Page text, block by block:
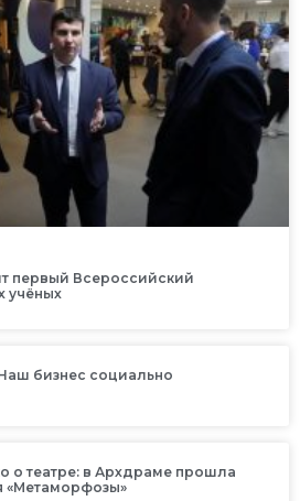
первый Всероссийский
учёных
бизнес социально
о театре: в Архдраме прошла
«Метаморфозы»